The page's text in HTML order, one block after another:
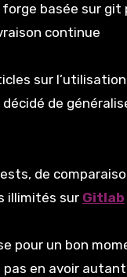
basée sur
continue
sur
décidé de
de
illimités sur Gitlab
pour un bon
en avoir